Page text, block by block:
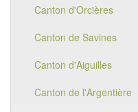
Canton d'Orcières
Canton de Savines
Canton d'Aiguilles
Canton de l'Argentière